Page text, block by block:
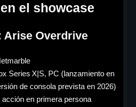
el showcase
Arise Overdrive
Series X|S, PC (lanzamiento en
de consola prevista en 2026)
acción en primera persona